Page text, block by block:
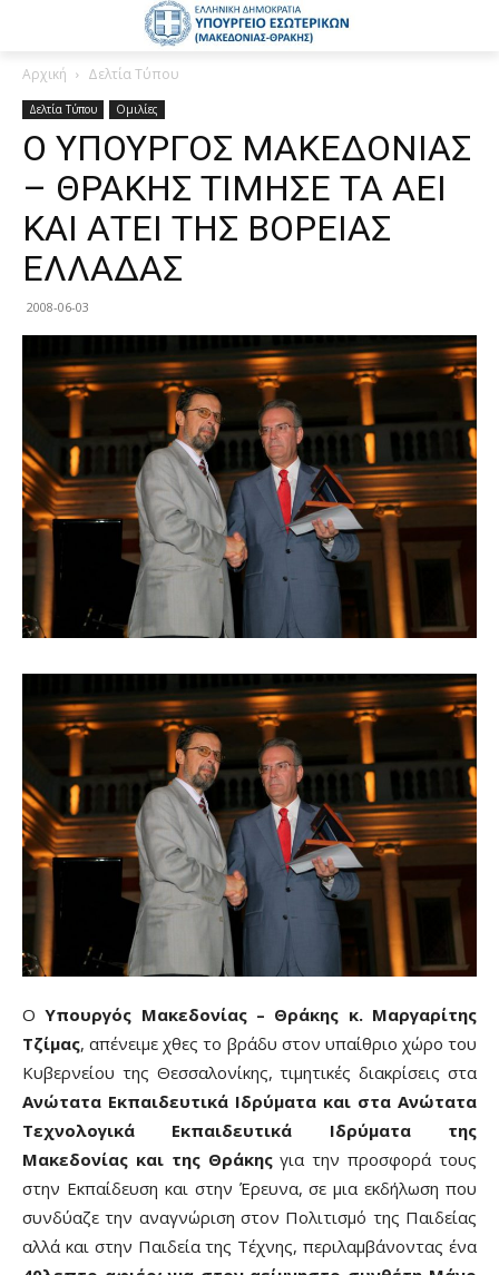
Αρχική Δελτία Τύπου
Δελτία Τύπου Ομιλίες
Ο ΥΠΟΥΡΓΟΣ ΜΑΚΕΔΟΝΙΑΣ
– ΘΡΑΚΗΣ ΤΙΜΗΣΕ ΤΑ ΑΕΙ
ΚΑΙ ΑΤΕΙ ΤΗΣ ΒΟΡΕΙΑΣ
ΕΛΛΑΔΑΣ
2008-06-03
ΟΥπουργός Μακεδονίας – Θράκης κ. Μαργαρίτης
Τζίμας, απένειμε χθες το βράδυ στον υπαίθριο χώρο του
Κυβερνείου της Θεσσαλονίκης, τιμητικές διακρίσεις στα
Ανώτατα Εκπαιδευτικά Ιδρύματα και στα Ανώτατα
Τεχνολογικά Εκπαιδευτικά Ιδρύματα της
Μακεδονίας και της Θράκηςγια την προσφορά τους
στην Εκπαίδευση και στην Έρευνα, σε μια εκδήλωση που
συνδύαζε την αναγνώριση στον Πολιτισμό της Παιδείας
αλλά και στην Παιδεία της Τέχνης, περιλαμβάνοντας ένα